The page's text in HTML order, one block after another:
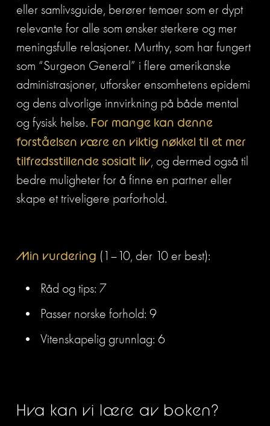
eller samlivsguide, berører temaer som er dypt
relevante for alle som ønsker sterkere og mer
meningsfulle relasjoner. Murthy, som har fungert
som “Surgeon General” i flere amerikanske
administrasjoner, utforsker ensomhetens epidemi
og dens alvorlige innvirkning på både mental
og fysisk helse. For mange kan denne
forståelsen være en viktig nøkkel til et mer
tilfredsstillende sosialt liv, og dermed også til
bedre muligheter for å finne en partner eller
skape et triveligere parforhold.
Min vurdering (1–10, der 10 er best):
Råd og tips: 7
Passer norske forhold: 9
Vitenskapelig grunnlag: 6
Hva kan vi lære av boken?